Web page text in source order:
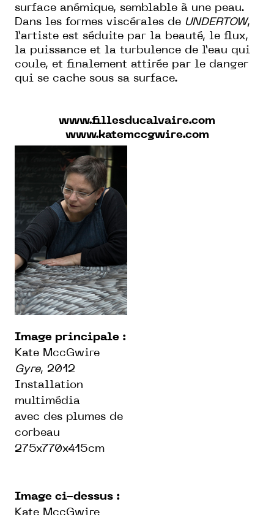
surface anémique, semblable à une peau.
Dans les formes viscérales de UNDERTOW,
l’artiste est séduite par la beauté, le flux,
la puissance et la turbulence de l’eau qui
coule, et finalement attirée par le danger
qui se cache sous sa surface.
www.fillesducalvaire.com
www.katemccgwire.com
Image principale :
Kate MccGwire
Gyre, 2012
Installation
multimédia
avec des plumes de
corbeau
275x770x415cm
Image ci-dessus :
Kate MccGwire